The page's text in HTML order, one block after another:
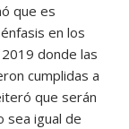
que es
en los
donde las
cumplidas a
que serán
sea igual de